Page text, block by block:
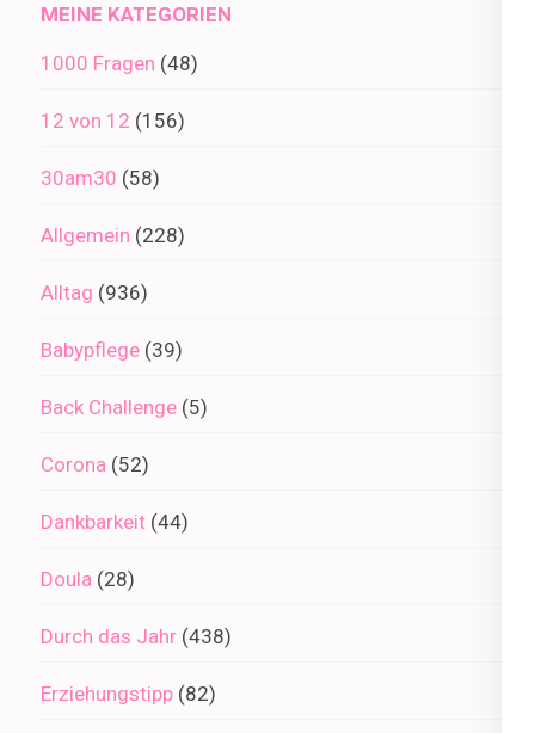
MEINE KATEGORIEN
1000 Fragen (48)
12 von 12 (156)
30am30 (58)
Allgemein (228)
Alltag (936)
Babypflege (39)
Back Challenge (5)
Corona (52)
Dankbarkeit (44)
Doula (28)
Durch das Jahr (438)
Erziehungstipp (82)